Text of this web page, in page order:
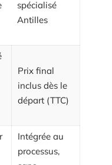
spécialisé
Antilles
Prix final
inclus dès le
départ (TTC)
Intégrée au
processus,